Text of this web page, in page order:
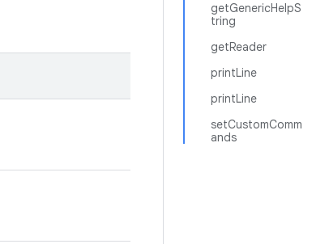
getGenericHelpS
tring
getReader
printLine
printLine
setCustomComm
ands